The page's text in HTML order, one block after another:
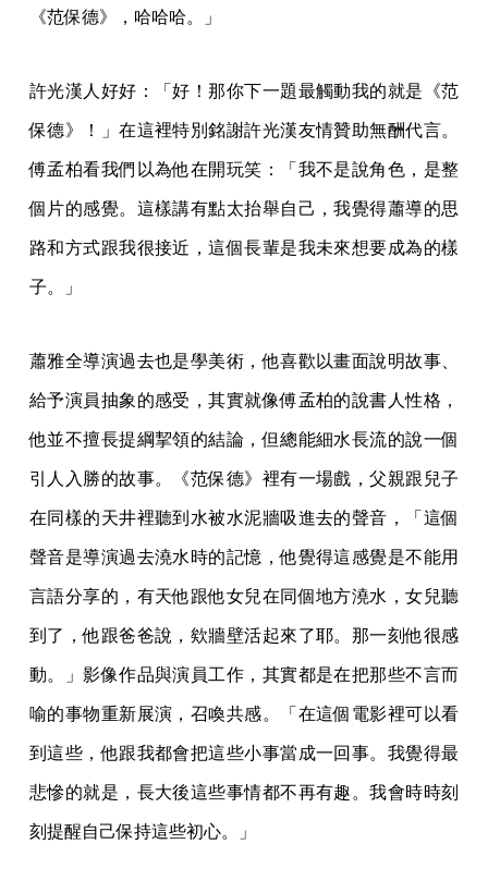
《范保德》，哈哈哈。」
許光漢人好好：「好！那你下一題最觸動我的就是《范
保德》！」在這裡特別銘謝許光漢友情贊助無酬代言。
傅孟柏看我們以為他在開玩笑：「我不是說角色，是整
個片的感覺。這樣講有點太抬舉自己，我覺得蕭導的思
路和方式跟我很接近，這個長輩是我未來想要成為的樣
子。」
蕭雅全導演過去也是學美術，他喜歡以畫面說明故事、
給予演員抽象的感受，其實就像傅孟柏的說書人性格，
他並不擅長提綱挈領的結論，但總能細水長流的說一個
引人入勝的故事。《范保德》裡有一場戲，父親跟兒子
在同樣的天井裡聽到水被水泥牆吸進去的聲音，「這個
聲音是導演過去澆水時的記憶，他覺得這感覺是不能用
言語分享的，有天他跟他女兒在同個地方澆水，女兒聽
到了，他跟爸爸說，欸牆壁活起來了耶。那一刻他很感
動。」影像作品與演員工作，其實都是在把那些不言而
喻的事物重新展演，召喚共感。「在這個電影裡可以看
到這些，他跟我都會把這些小事當成一回事。我覺得最
悲慘的就是，長大後這些事情都不再有趣。我會時時刻
刻提醒自己保持這些初心。」